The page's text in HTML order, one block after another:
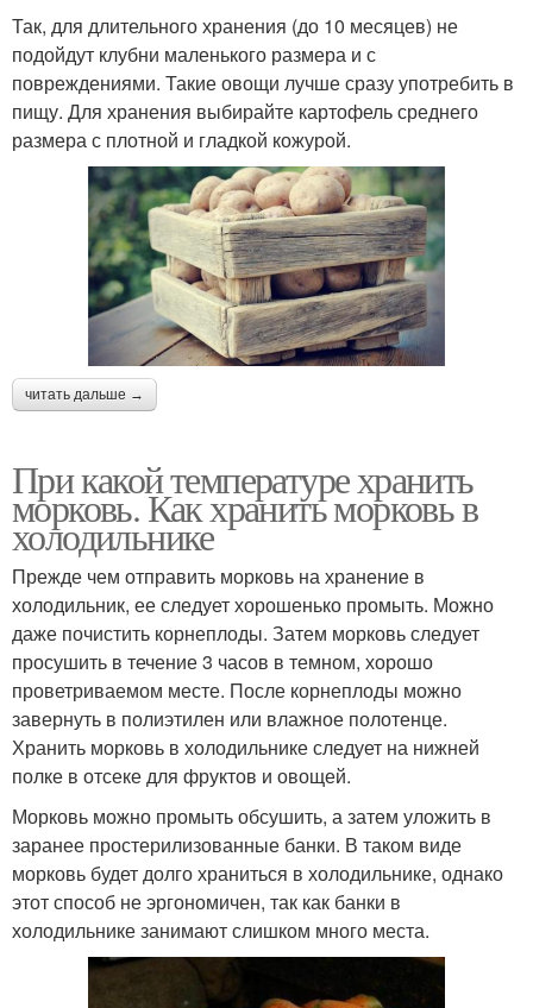
Так, для длительного хранения (до 10 месяцев) не
подойдут клубни маленького размера и с
повреждениями. Такие овощи лучше сразу употребить в
пищу. Для хранения выбирайте картофель среднего
размера с плотной и гладкой кожурой.
читать дальше →
При какой температуре хранить
морковь. Как хранить морковь в
холодильнике
Прежде чем отправить морковь на хранение в
холодильник, ее следует хорошенько промыть. Можно
даже почистить корнеплоды. Затем морковь следует
просушить в течение 3 часов в темном, хорошо
проветриваемом месте. После корнеплоды можно
завернуть в полиэтилен или влажное полотенце.
Хранить морковь в холодильнике следует на нижней
полке в отсеке для фруктов и овощей.
Морковь можно промыть обсушить, а затем уложить в
заранее простерилизованные банки. В таком виде
морковь будет долго храниться в холодильнике, однако
этот способ не эргономичен, так как банки в
холодильнике занимают слишком много места.